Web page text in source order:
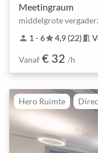
Meetingraum
middelgrote
person 1 - 6star4,9 (22) meeting_room
Vanaf € 32 /h
Hero Ruimte